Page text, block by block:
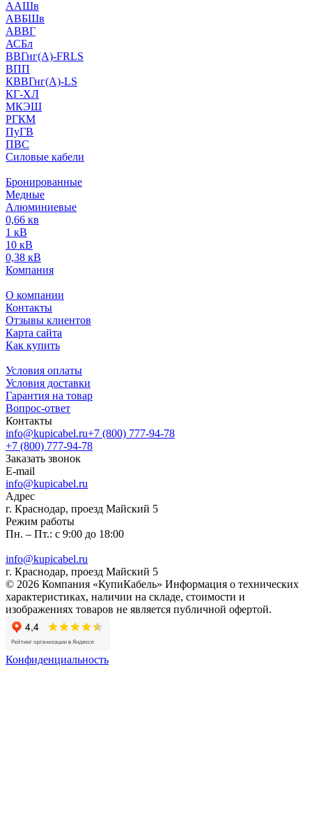
ААШв
АВБШв
АВВГ
АСБл
ВВГнг(А)-FRLS
ВПП
КВВГнг(А)-LS
КГ-ХЛ
МКЭШ
РГКМ
ПуГВ
ПВС
Силовые кабели
Бронированные
Медные
Алюминиевые
0,66 кв
1 кВ
10 кВ
0,38 кВ
Компания
О компании
Контакты
Отзывы клиентов
Карта сайта
Как купить
Условия оплаты
Условия доставки
Гарантия на товар
Вопрос-ответ
Контакты
info@kupicabel.ru+7 (800) 777-94-78
+7 (800) 777-94-78
Заказать звонок
E-mail
info@kupicabel.ru
Адрес
г. Краснодар, проезд Майский 5
Режим работы
Пн. – Пт.: с 9:00 до 18:00
info@kupicabel.ru
г. Краснодар, проезд Майский 5
© 2026 Компания «КупиКабель» Информация о технических
характеристиках, наличии на складе, стоимости и
изображениях товаров не является публичной офертой.
Конфиденциальность